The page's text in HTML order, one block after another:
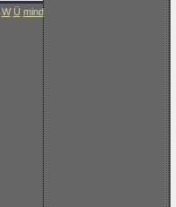
W Ü mind